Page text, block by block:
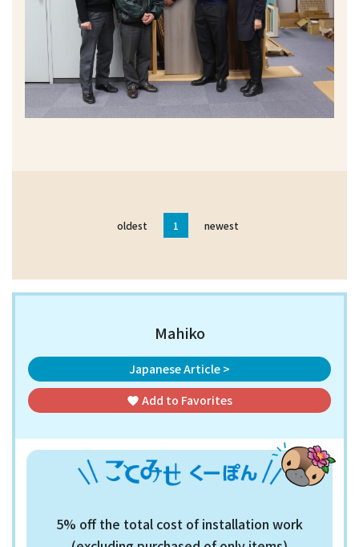
oldest 1 newest
Mahiko
Japanese Article >
favorite Add to Favorites
5% off the total cost of installation work